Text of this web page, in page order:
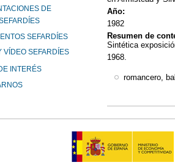
DE
SEFARDÍES
VÍDEO SEFARDÍES
INTERÉS
Año:
1982
Resumen de
Sintética
1968.
romancero,